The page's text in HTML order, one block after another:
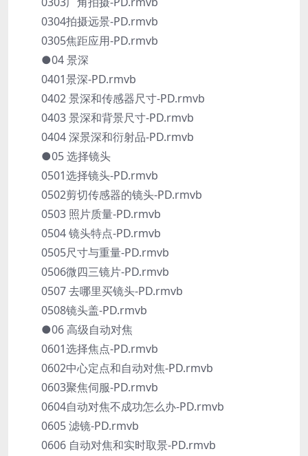
0304拍摄远景-PD.rmvb
0305焦距应用-PD.rmvb
●04 景深
0401景深-PD.rmvb
0402 景深和传感器尺寸-PD.rmvb
0403 景深和背景尺寸-PD.rmvb
0404 深景深和衍射品-PD.rmvb
●05 选择镜头
0501选择镜头-PD.rmvb
0502剪切传感器的镜头-PD.rmvb
0503 照片质量-PD.rmvb
0504 镜头特点-PD.rmvb
0505尺寸与重量-PD.rmvb
0506微四三镜片-PD.rmvb
0507 去哪里买镜头-PD.rmvb
0508镜头盖-PD.rmvb
●06 高级自动对焦
0601选择焦点-PD.rmvb
0602中心定点和自动对焦-PD.rmvb
0603聚焦伺服-PD.rmvb
0604自动对焦不成功怎么办-PD.rmvb
0605 滤镜-PD.rmvb
0606 自动对焦和实时取景-PD.rmvb